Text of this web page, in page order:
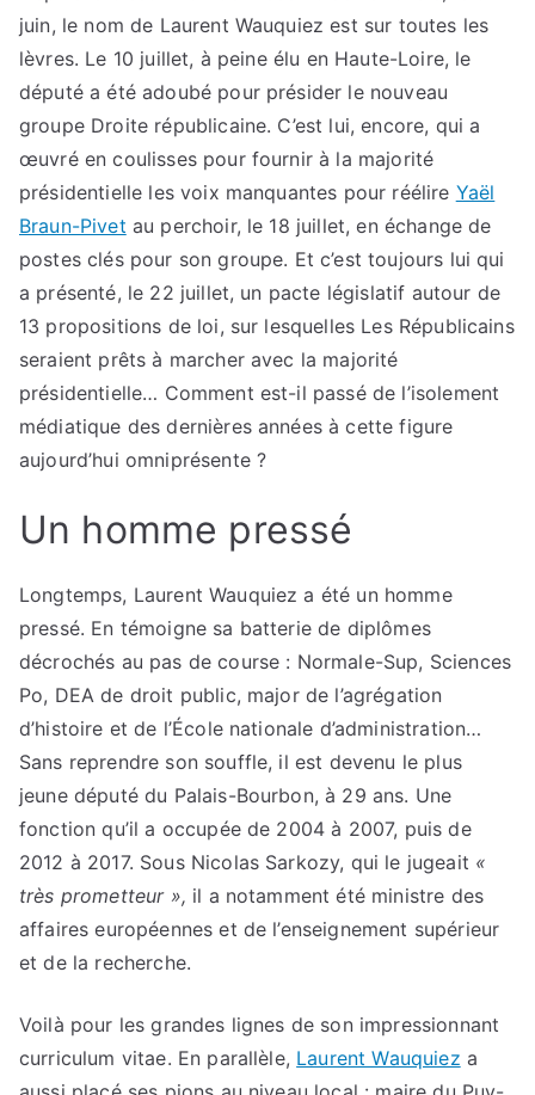
juin, le nom de Laurent Wauquiez est sur toutes les
lèvres. Le 10 juillet, à peine élu en Haute-Loire, le
député a été adoubé pour présider le nouveau
groupe Droite républicaine. C’est lui, encore, qui a
œuvré en coulisses pour fournir à la majorité
présidentielle les voix manquantes pour réélire Yaël
Braun-Pivet au perchoir, le 18 juillet, en échange de
postes clés pour son groupe. Et c’est toujours lui qui
a présenté, le 22 juillet, un pacte législatif autour de
13 propositions de loi, sur lesquelles Les Républicains
seraient prêts à marcher avec la majorité
présidentielle… Comment est-il passé de l’isolement
médiatique des dernières années à cette figure
aujourd’hui omniprésente ?
Un homme pressé
Longtemps, Laurent Wauquiez a été un homme
pressé. En témoigne sa batterie de diplômes
décrochés au pas de course : Normale-Sup, Sciences
Po, DEA de droit public, major de l’agrégation
d’histoire et de l’École nationale d’administration…
Sans reprendre son souffle, il est devenu le plus
jeune député du Palais-Bourbon, à 29 ans. Une
fonction qu’il a occupée de 2004 à 2007, puis de
2012 à 2017. Sous Nicolas Sarkozy, qui le jugeait «
très prometteur », il a notamment été ministre des
affaires européennes et de l’enseignement supérieur
et de la recherche.
Voilà pour les grandes lignes de son impressionnant
curriculum vitae. En parallèle, Laurent Wauquiez a